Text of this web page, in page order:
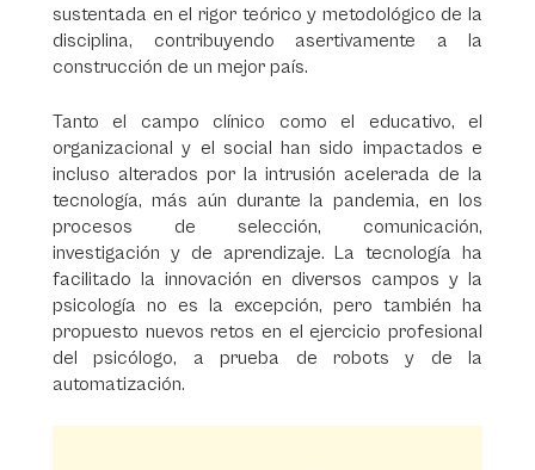
sustentada en el rigor teórico y metodológico de la
disciplina, contribuyendo asertivamente a la
construcción de un mejor país.
Tanto el campo clínico como el educativo, el
organizacional y el social han sido impactados e
incluso alterados por la intrusión acelerada de la
tecnología, más aún durante la pandemia, en los
procesos de selección, comunicación,
investigación y de aprendizaje. La tecnología ha
facilitado la innovación en diversos campos y la
psicología no es la excepción, pero también ha
propuesto nuevos retos en el ejercicio profesional
del psicólogo, a prueba de robots y de la
automatización.